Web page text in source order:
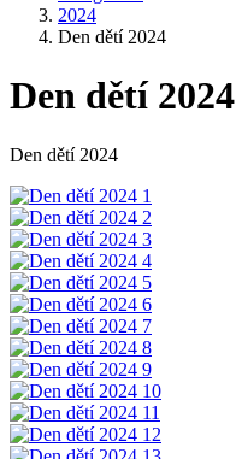
2024
Den dětí 2024
Den dětí 2024
Den dětí 2024